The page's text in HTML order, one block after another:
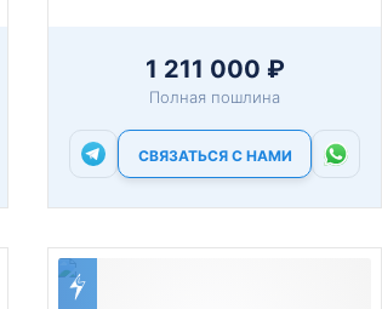
1 211 000 ₽
Полная пошлина
СВЯЗАТЬСЯ С НАМИ